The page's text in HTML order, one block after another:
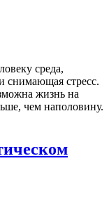
среда,
снимающая стресс.
жизнь на
чем наполовину.